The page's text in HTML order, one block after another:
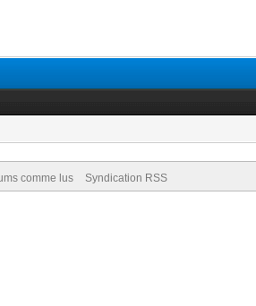
comme lus Syndication RSS